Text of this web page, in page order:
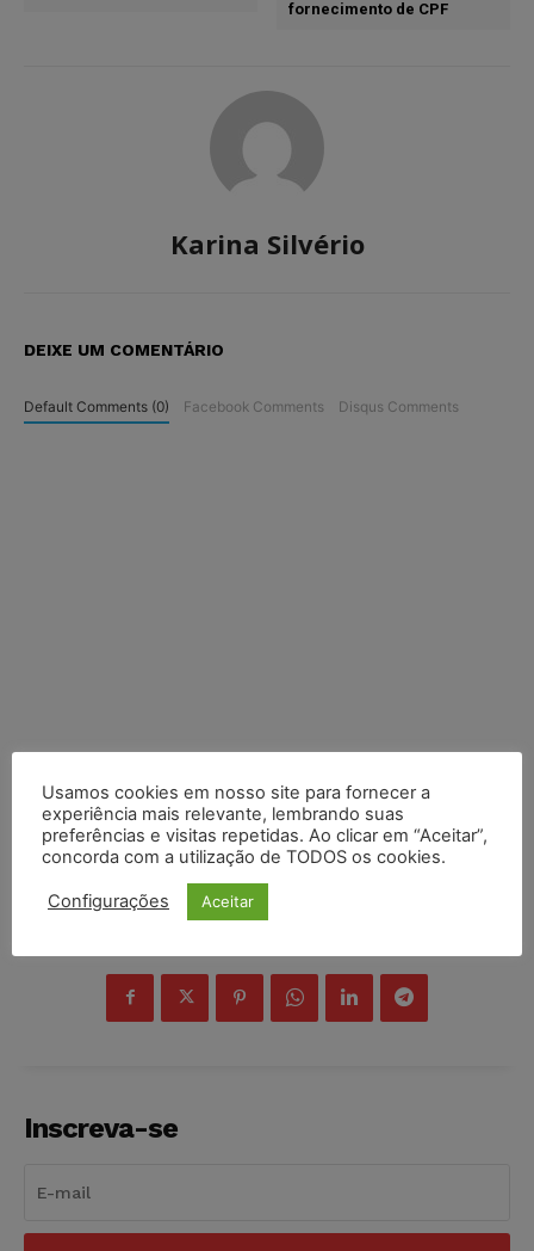
fornecimento de CPF
Karina Silvério
DEIXE UM COMENTÁRIO
Default Comments (0) Facebook Comments Disqus Comments
Inscreva-se
Usamos cookies em nosso site para fornecer a
experiência mais relevante, lembrando suas
preferências e visitas repetidas. Ao clicar em “Aceitar”,
concorda com a utilização de TODOS os cookies.
Configurações Aceitar